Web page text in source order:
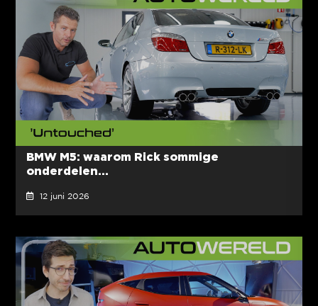
BMW M5: waarom Rick sommige
onderdelen...
12 juni 2026